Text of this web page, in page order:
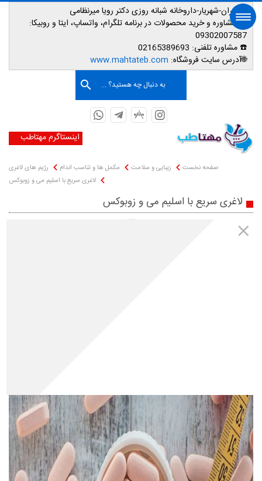
📌تهران-شهریار-داروخانه شبانه روزی دکتر رویا میرنظامی
📱مشاوره و خرید محصولات در برنامه تلگرام، واتساپ، ایتا و روبیکا:
09302007587
☎️ مشاوره تلفنی:
🌐آدرس سایت فروشگاه: www.mahtateb.com
به دنبال چه هستید؟ ...
اینستاگرم مهتاطب
صفحه نخست زیبایی و سلامت مکمل ها و تناسب اندام
رژیم های لاغری
لاغری سریع با اسلیم می و زوبوکس
لاغری سریع با اسلیم می و زوبوکس